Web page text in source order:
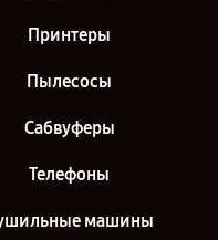
Принтеры
Пылесосы
Сабвуферы
Телефоны
машины